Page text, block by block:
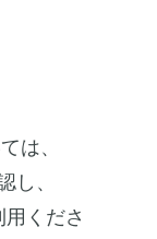
は、
し、
くださ